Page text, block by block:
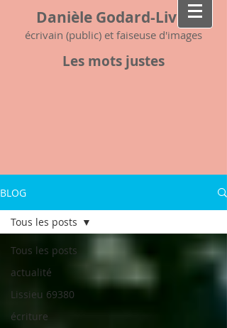
Danièle Godard-Livet
écrivain (public) et faiseuse d'images
Les mots justes
BLOG
Tous les posts
actualité
Lissieu 69380
écriture
Tous les posts